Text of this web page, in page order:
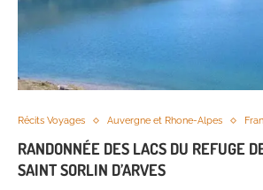
Récits Voyages Auvergne et Rhone-Alpes
RANDONNÉE DES LACS DU REFUGE
SAINT SORLIN D’ARVES